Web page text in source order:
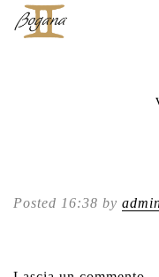
Posted 16:38 by